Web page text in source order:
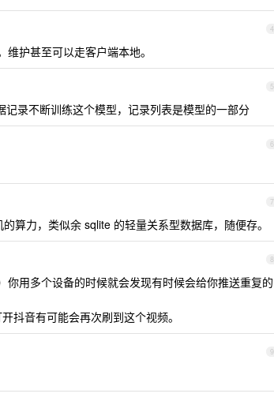
4
护甚至可以走客户端本地。
5
录不断训练这个模型，记录列表是模型的一部分
6
7
算力，类似余 sqlite 的轻量关系型数据库，随便存。
8
用多个设备的时候就会发现有时候会给你推送重复的
抖音有可能会再次刷到这个视频。
9